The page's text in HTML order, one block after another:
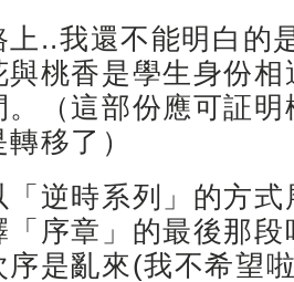
上..我還不能明白的
與桃香是學生身份
。（這部份應可証
移了）
「逆時系列」的方
「序章」的最後那
序是亂來(我不希望